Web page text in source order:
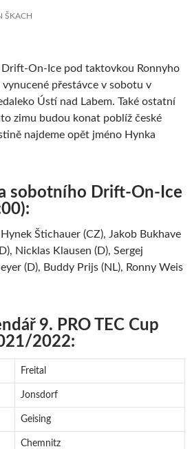
ŠKACH
Drift-On-Ice pod taktovkou Ronnyho
přestávce v sobotu v
Ústí nad Labem. Také ostatní
zimu budou konat poblíž české
najdeme opět jméno Hynka
sobotního Drift-On-Ice
Štichauer (CZ), Jakob Bukhave
Nicklas Klausen (D), Sergej
(D), Buddy Prijs (NL), Ronny Weis
9. PRO TEC Cup
2022:
Freital
Jonsdorf
Geising
Chemnitz